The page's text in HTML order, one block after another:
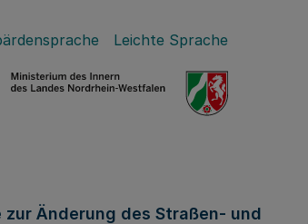
Leichte Sprache
Änderung des Straßen- und